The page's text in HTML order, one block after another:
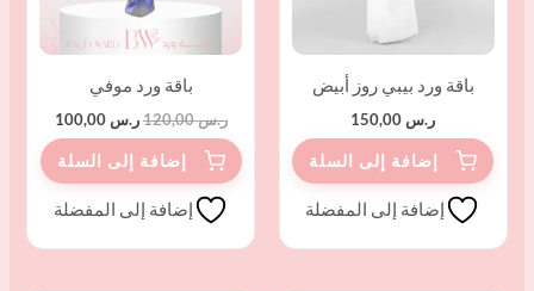
باقة ورد بيبي روز أبيض
ر.س
إضافة إلى المفضلة
باقة ورد موفي
ر.س120,00 ر.س 100,00
إضافة إلى المفضلة